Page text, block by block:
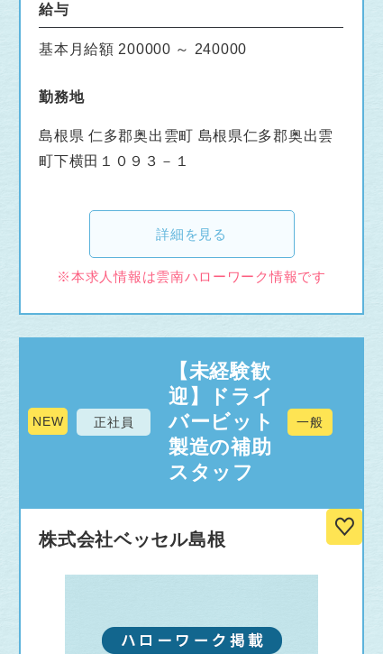
給与
基本月給額 200000 ～ 240000
勤務地
島根県 仁多郡奥出雲町 島根県仁多郡奥出雲
町下横田１０９３－１
詳細を見る
※本求人情報は雲南ハローワーク情報です
NEW 正社員
【未経験歓
迎】ドライ
バービット
製造の補助
スタッフ
一般
株式会社ベッセル島根